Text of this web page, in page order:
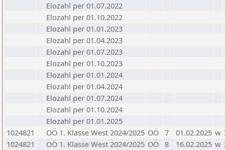
Elozahl per 01.07.2022
Elozahl per 01.10.2022
Elozahl per 01.01.2023
Elozahl per 01.04.2023
Elozahl per 01.07.2023
Elozahl per 01.10.2023
Elozahl per 01.01.2024
Elozahl per 01.04.2024
Elozahl per 01.07.2024
Elozahl per 01.10.2024
Elozahl per 01.01.2025
1024821
OÖ 1. Klasse West 2024/2025 OÖ 7 01.02.2025 w
1024821
OÖ 1. Klasse West 2024/2025 OÖ 8 16.02.2025 w